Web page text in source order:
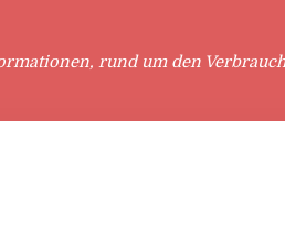
rund um den